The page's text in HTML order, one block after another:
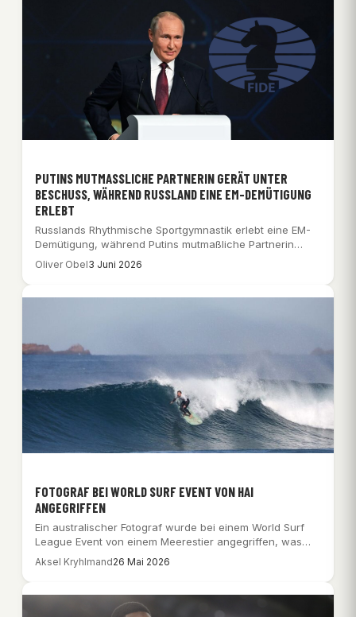
PUTINS MUTMASSLICHE PARTNERIN GERÄT UNTER B
ESCHUSS, WÄHREND RUSSLAND EINE EM-DEMÜTIGUNG E
RLEBT
Russlands Rhythmische Sportgymnastik erlebt eine EM-
Demütigung, während Putins mutmaßliche Partnerin
Alina Kabaeva unter Beschuss gerät.
Oliver Obel3 Juni 2026
FOTOGRAF BEI WORLD SURF EVENT VON HAI
ANGEGRIFFEN
Ein australischer Fotograf wurde bei einem World Surf
League Event von einem Meerestier angegriffen, was…
Aksel Kryhlmand26 Mai 2026